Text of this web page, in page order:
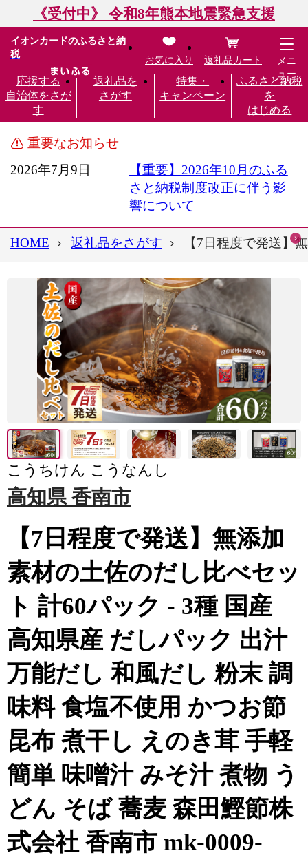
《受付中》 令和8年熊本地震緊急支援
イオンカードのふるさと納
税
応援する
自治体をさが
す
返礼品を
さがす
特集・
キャンペーン
ふるさと納税
を
はじめる
お気に入り 返礼品カート
メニ
ュー
重要なお知らせ
2026年7月9日
【重要】2026年10月のふる
さと納税制度改正に伴う影
響について
HOME 返礼品をさがす 【7日程度で発送】
こうちけん こうなんし
高知県 香南市
【7日程度で発送】無添加
素材の土佐のだし比べセッ
ト 計60パック - 3種 国産
高知県産 だしパック 出汁
万能だし 和風だし 粉末 調
味料 食塩不使用 かつお節
昆布 煮干し えのき茸 手軽
簡単 味噌汁 みそ汁 煮物 う
どん そば 蕎麦 森田鰹節株
式会社 香南市 mk-0009-